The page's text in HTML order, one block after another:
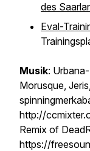
des
Eval-
Musik:
Morusque,
http://
Remix of
https://